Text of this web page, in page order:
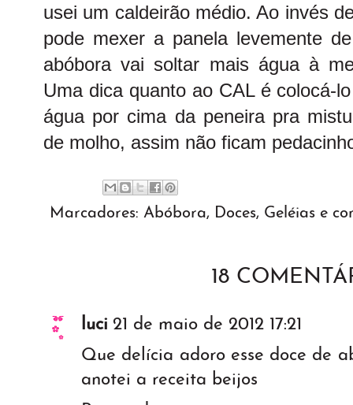
usei um caldeirão médio. Ao invés
pode mexer a panela levemente
abóbora vai soltar mais água à
Uma dica quanto ao CAL é colocá-
água por cima da peneira pra
de molho, assim não ficam
Marcadores: Abóbora, Doces, Geléias e
18
luci 21 de maio de 2012 17:21
Que delícia adoro esse doce de
anotei a receita beijos